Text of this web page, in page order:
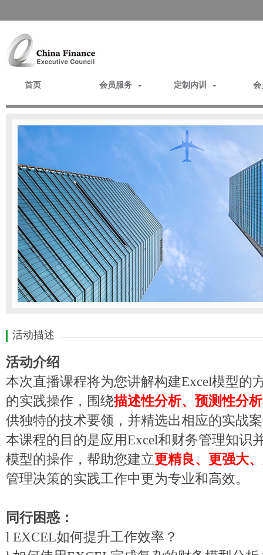
首页 会员服务 定制内训
活动描述
活动介绍
本次直播课程将为您讲解构建Excel模型的
的实践操作，围绕描述性分析、预测性分
供独特的技术要领，并精选出相应的实战
本课程的目的是应用Excel和财务管理知识
模型的操作，帮助您建立更精良、更强大
管理决策的实践工作中更为专业和高效。
同行困惑：
l EXCEL如何提升工作效率 ？